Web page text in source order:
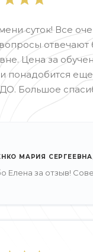
суток! Все
Цена за
понадобится
Большое
МАРИЯ СЕРГЕЕВНА
Елена за отзыв!